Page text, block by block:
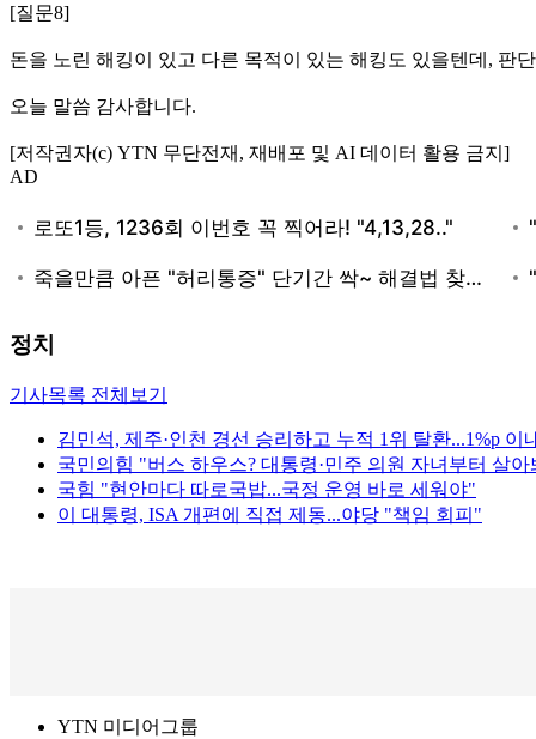
[질문8]
돈을 노린 해킹이 있고 다른 목적이 있는 해킹도 있을텐데, 판
오늘 말씀 감사합니다.
[저작권자(c) YTN 무단전재, 재배포 및 AI 데이터 활용 금지]
AD
정치
기사목록 전체보기
김민석, 제주·인천 경선 승리하고 누적 1위 탈환...1%p 이
국민의힘 "버스 하우스? 대통령·민주 의원 자녀부터 살
국힘 "현안마다 따로국밥...국정 운영 바로 세워야"
이 대통령, ISA 개편에 직접 제동...야당 "책임 회피"
YTN 미디어그룹